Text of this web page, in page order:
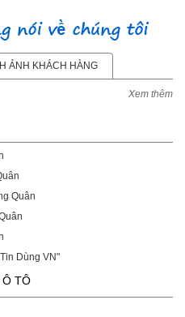
ẢNH KHÁCH HÀNG
Xem thêm
Quân
Dùng VN"
Ô TÔ